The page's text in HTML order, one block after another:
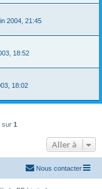
2004, 21:45
18:52
18:02
sur 1
Aller à
Nous contacter